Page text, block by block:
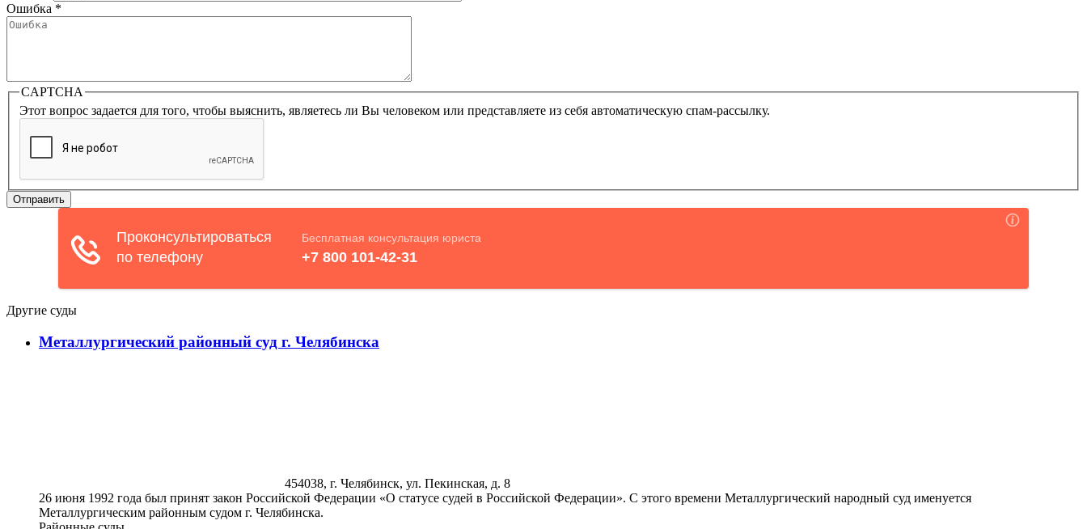
Ошибка *
CAPTCHA
Этот вопрос задается для того, чтобы выяснить, являетесь ли Вы человеком или представляете из себя автоматическую спам-рассылку.
Другие суды
Металлургический районный суд г. Челябинска
454038, г. Челябинск, ул. Пекинская, д. 8
26 июня 1992 года был принят закон Российской Федерации «О статусе судей в Российской Федерации». С этого времени Металлургический народный суд именуется
Металлургическим районным судом г. Челябинска.